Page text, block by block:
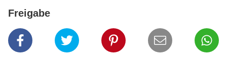
Freigabe